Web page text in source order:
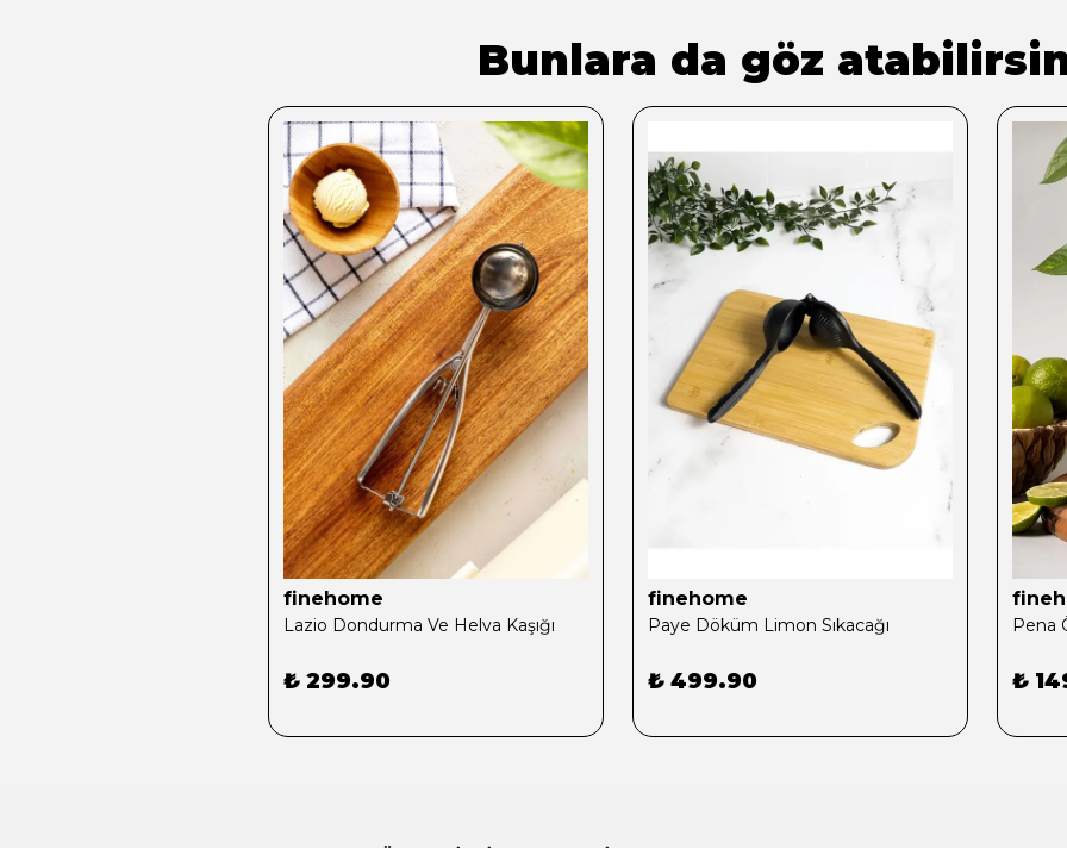
Bunlara da göz
finehome
Lazio Dondurma Ve Helva Kaşığı
₺ 299.90
finehome
Paye Döküm Limon Sıkacağı
₺ 499.90 ₺